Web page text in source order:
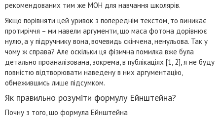
рекомендованих тим же МОН для навчання школярів.
Якщо порівняти цей уривок з попереднім текстом, то виникає
протиріччя – ми навели аргументи, що маса фотона дорівнює
нулю, а у підручнику вона, вочевидь скінчена, ненульова. Так у
чому ж справа? Але оскільки ця фізична помилка вже була
детально проаналізована, зокрема, в публікаціях [1, 2], я не буду
повністю відтворювати наведену в них аргументацію,
обмежившись лише підсумком.
Як правильно розуміти формулу Ейнштейна?
Почну з того, що формула Ейнштейна